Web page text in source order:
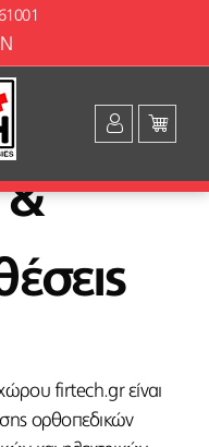
&
firtech.gr είναι
ορθοπεδικών